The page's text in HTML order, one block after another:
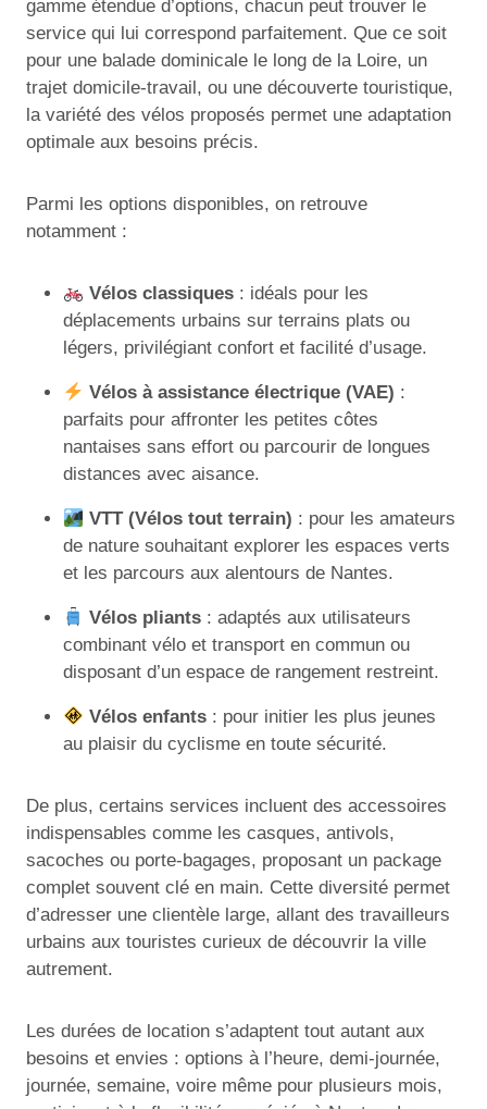
gamme étendue d’options, chacun peut trouver le
service qui lui correspond parfaitement. Que ce soit
pour une balade dominicale le long de la Loire, un
trajet domicile-travail, ou une découverte touristique,
la variété des vélos proposés permet une adaptation
optimale aux besoins précis.
Parmi les options disponibles, on retrouve
notamment :
Vélos classiques : idéals pour les
déplacements urbains sur terrains plats ou
légers, privilégiant confort et facilité d’usage.
Vélos à assistance électrique (VAE) :
parfaits pour affronter les petites côtes
nantaises sans effort ou parcourir de longues
distances avec aisance.
VTT (Vélos tout terrain) : pour les amateurs
de nature souhaitant explorer les espaces verts
et les parcours aux alentours de Nantes.
Vélos pliants : adaptés aux utilisateurs
combinant vélo et transport en commun ou
disposant d’un espace de rangement restreint.
Vélos enfants : pour initier les plus jeunes
au plaisir du cyclisme en toute sécurité.
De plus, certains services incluent des accessoires
indispensables comme les casques, antivols,
sacoches ou porte-bagages, proposant un package
complet souvent clé en main. Cette diversité permet
d’adresser une clientèle large, allant des travailleurs
urbains aux touristes curieux de découvrir la ville
autrement.
Les durées de location s’adaptent tout autant aux
besoins et envies : options à l’heure, demi-journée,
journée, semaine, voire même pour plusieurs mois,